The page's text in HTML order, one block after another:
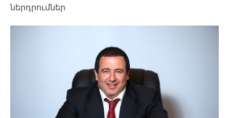
ներդրումներ